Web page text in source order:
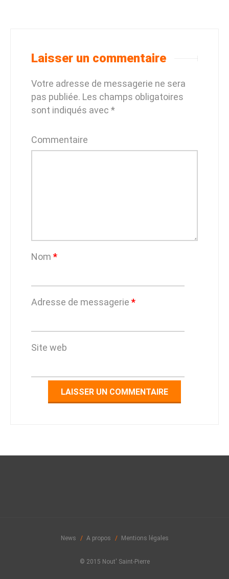
Laisser un commentaire
Votre adresse de messagerie ne sera
pas publiée. Les champs obligatoires
sont indiqués avec *
Commentaire
Nom *
Adresse de messagerie *
Site web
News A propos Mentions légales
© 2015 Nout' Saint-Pierre